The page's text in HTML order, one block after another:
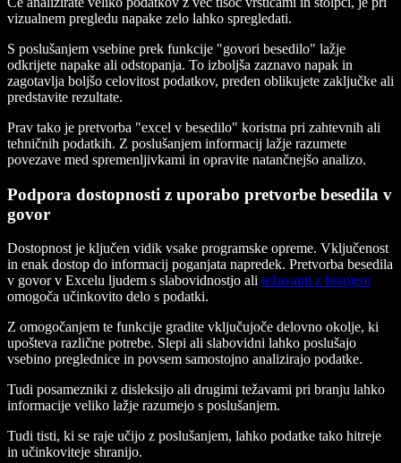
vizualnem pregledu napake zelo lahko spregledati.
S poslušanjem vsebine prek funkcije "govori besedilo" lažje
odkrijete napake ali odstopanja. To izboljša zaznavo napak in
zagotavlja boljšo celovitost podatkov, preden oblikujete zaključke ali
predstavite rezultate.
Prav tako je pretvorba "excel v besedilo" koristna pri zahtevnih ali
tehničnih podatkih. Z poslušanjem informacij lažje razumete
povezave med spremenljivkami in opravite natančnejšo analizo.
Podpora dostopnosti z uporabo pretvorbe besedila v
govor
Dostopnost je ključen vidik vsake programske opreme. Vključenost
in enak dostop do informacij poganjata napredek. Pretvorba besedila
v govor v Excelu ljudem s slabovidnostjo ali težavami z branjem
omogoča učinkovito delo s podatki.
Z omogočanjem te funkcije gradite vključujoče delovno okolje, ki
upošteva različne potrebe. Slepi ali slabovidni lahko poslušajo
vsebino preglednice in povsem samostojno analizirajo podatke.
Tudi posamezniki z disleksijo ali drugimi težavami pri branju lahko
informacije veliko lažje razumejo s poslušanjem.
Tudi tisti, ki se raje učijo z poslušanjem, lahko podatke tako hitreje
in učinkoviteje shranijo.